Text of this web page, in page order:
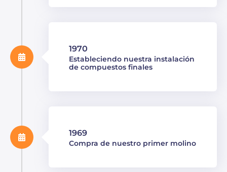
1970
Estableciendo nuestra instalación
de compuestos finales
1969
Compra de nuestro primer molino